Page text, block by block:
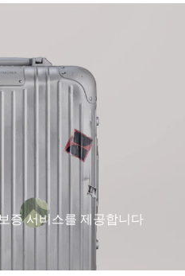
증 서비스를 제공합니다